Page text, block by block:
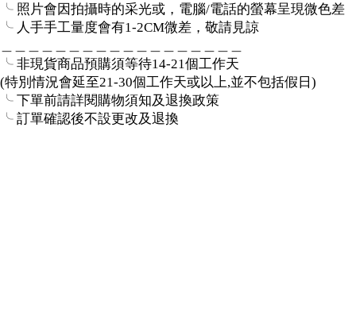
╰ 照片會因拍攝時的采光或，電腦/電話的螢幕呈現微色差
╰ 人手手工量度會有1-2CM微差，敬請見諒
╰ 非現貨商品預購須等待14-21個工作天
(特別情況會延至21-30個工作天或以上,並不包括假日)
╰ 下單前請詳閱購物須知及退換政策
╰ 訂單確認後不設更改及退換